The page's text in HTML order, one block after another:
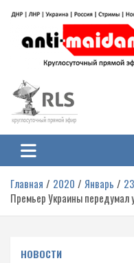
содержимому
Антимайдан:
на Украине
гражданской войне на
ЛНР и других регионах.
Главная 2020 Январь
23
Премьер Украины передумал
НОВОСТИ